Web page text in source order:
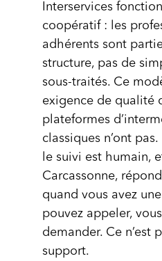
Interservices
coopératif : les
adhérents sont
structure, pas de
sous-traités. Ce
exigence de qualité
plateformes
classiques n’ont
le suivi est humain,
Carcassonne,
quand vous avez
pouvez appeler,
demander. Ce n’est
support.